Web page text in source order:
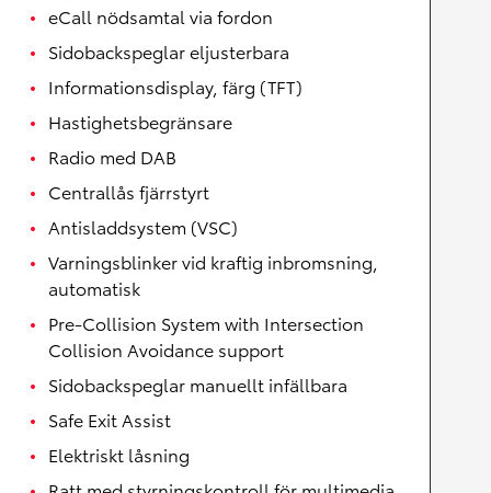
eCall nödsamtal via fordon
Sidobackspeglar eljusterbara
Informationsdisplay, färg (TFT)
Hastighetsbegränsare
Radio med DAB
Centrallås fjärrstyrt
Antisladdsystem (VSC)
Varningsblinker vid kraftig inbromsning,
automatisk
Pre-Collision System with Intersection
Collision Avoidance support
Sidobackspeglar manuellt infällbara
Safe Exit Assist
Elektriskt låsning